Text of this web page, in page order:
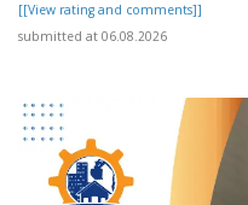
[[View rating and comments]]
submitted at 06.08.2026